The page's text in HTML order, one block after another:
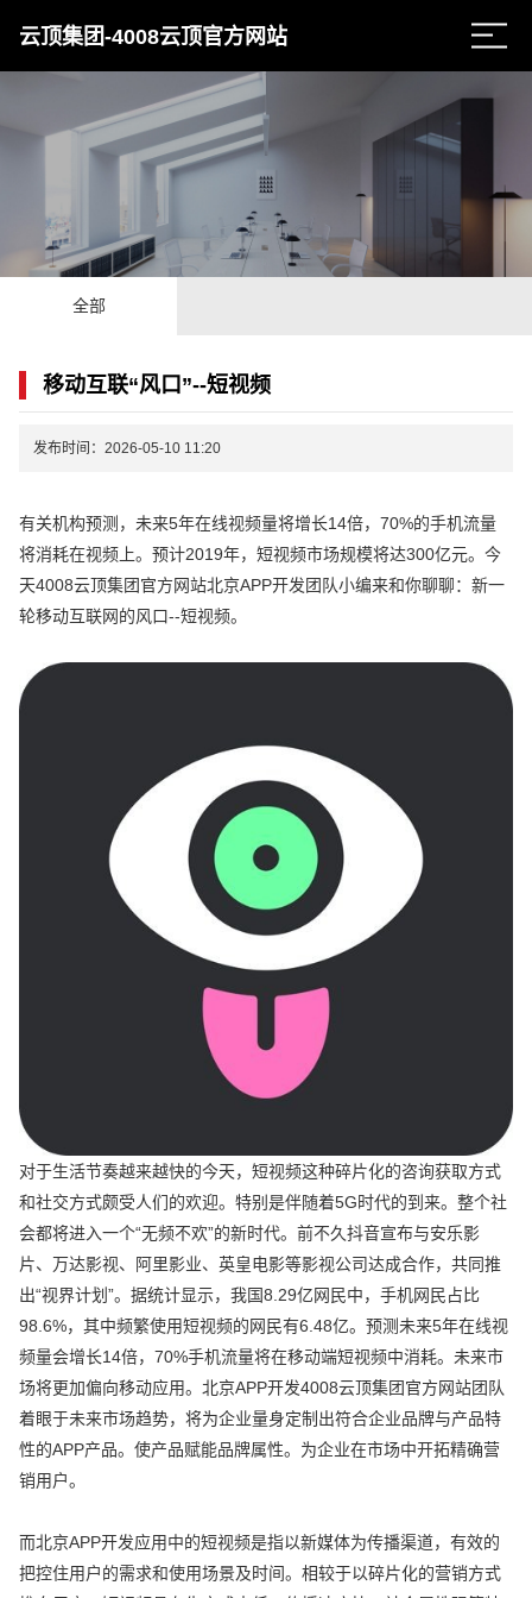
云顶集团-4008云顶官方网站
全部
移动互联“风口”--短视频
发布时间：2026-05-10 11:20
有关机构预测，未来5年在线视频量将增长14倍，70%的手机流量
将消耗在视频上。预计2019年，短视频市场规模将达300亿元。今
天4008云顶集团官方网站北京APP开发团队小编来和你聊聊：新一
轮移动互联网的风口--短视频。
对于生活节奏越来越快的今天，短视频这种碎片化的咨询获取方式
和社交方式颇受人们的欢迎。特别是伴随着5G时代的到来。整个社
会都将进入一个“无频不欢”的新时代。前不久抖音宣布与安乐影
片、万达影视、阿里影业、英皇电影等影视公司达成合作，共同推
出“视界计划”。据统计显示，我国8.29亿网民中，手机网民占比
98.6%，其中频繁使用短视频的网民有6.48亿。预测未来5年在线视
频量会增长14倍，70%手机流量将在移动端短视频中消耗。未来市
场将更加偏向移动应用。北京APP开发4008云顶集团官方网站团队
着眼于未来市场趋势，将为企业量身定制出符合企业品牌与产品特
性的APP产品。使产品赋能品牌属性。为企业在市场中开拓精确营
销用户。
而北京APP开发应用中的短视频是指以新媒体为传播渠道，有效的
把控住用户的需求和使用场景及时间。相较于以碎片化的营销方式